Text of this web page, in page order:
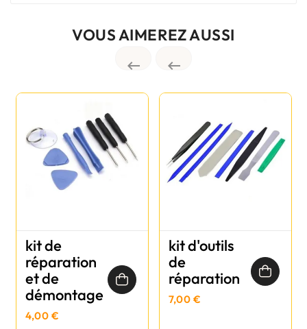
VOUS AIMEREZ AUSSI
 
kit de
réparation
et de
démontage
4,00 €
kit d'outils
de
réparation
7,00 €